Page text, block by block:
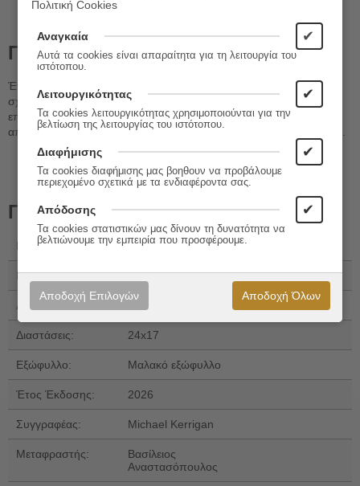
Περιγραφή
Ένα πανόραμα των άκρως απόρρητων –και συχνά εξωφρενικών–
σχεδιαζόμενων επιχειρήσεων του Β΄ Παγκοσμίου Πολέμου. Το
εποπτικό υλικό περιλαμβάνει επίσημα αρχειακά έγγραφα, τα οποία
αποχαρακτηρίστηκαν πρόσφατα, χάρτες και σπάνιες φωτογραφίες.
Πληροφορίες
Εκδόσεις: Εκδόσεις Γκοβόστη
ISBN 13: 978-960-606-343-5
Αριθμός Σελίδων:
Διαστάσεις: 24x17
Εξώφυλλο: Μαλακό εξώφυλλο
Έτος Έκδοσης: 2026
Συγγραφέας: Michael Kerrigan
Μεταφραστής:
Βασίλειος
Αναστασόπουλος
Πολιτική Cookies
Αναγκαία ✔
Αυτά τα cookies είναι απαραίτητα για τη λειτουργία του
ιστότοπου.
Λειτουργικότητας ✔
Τα cookies λειτουργικότητας χρησιμοποιούνται για την
βελτίωση της λειτουργίας του ιστότοπου.
Διαφήμισης ✔
Τα cookies διαφήμισης μας βοηθουν να προβάλουμε
περιεχομένο σχετικά με τα ενδιαφέροντα σας.
Απόδοσης ✔
Τα cookies στατιστικών μας δίνουν τη δυνατότητα να
βελτιώνουμε την εμπειρία που προσφέρουμε.
Αποδοχή Επιλογών Αποδοχή Όλων